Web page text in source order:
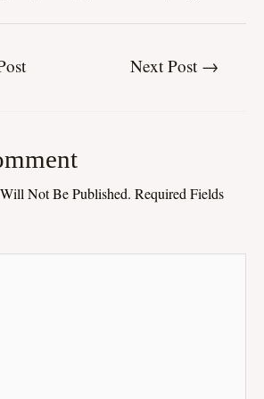
Next Post →
Not Be Published. Required Fields